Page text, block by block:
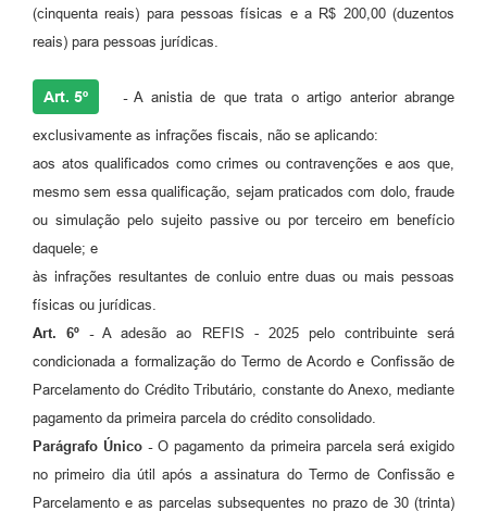
(cinquenta reais) para pessoas físicas e a R$ 200,00 (duzentos
reais) para pessoas jurídicas.
Art. 5º -A anistia de que trata o artigo anterior abrange
exclusivamente as infrações fiscais, não se aplicando:
aos atos qualificados como crimes ou contravenções e aos que,
mesmo sem essa qualificação, sejam praticados com dolo, fraude
ou simulação pelo sujeito passive ou por terceiro em benefício
daquele; e
às infrações resultantes de conluio entre duas ou mais pessoas
físicas ou jurídicas.
Art. 6º -A adesão ao REFIS - 2025 pelo contribuinte será
condicionada a formalização do Termo de Acordo e Confissão de
Parcelamento do Crédito Tributário, constante do Anexo, mediante
pagamento da primeira parcela do crédito consolidado.
Parágrafo Único -O pagamento da primeira parcela será exigido
no primeiro dia útil após a assinatura do Termo de Confissão e
Parcelamento e as parcelas subsequentes no prazo de 30 (trinta)